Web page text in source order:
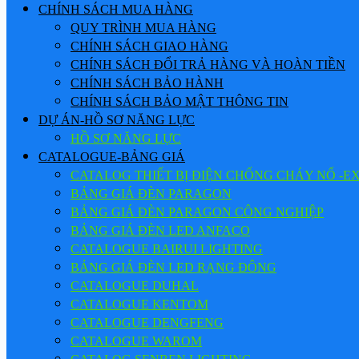
CHÍNH SÁCH MUA HÀNG
QUY TRÌNH MUA HÀNG
CHÍNH SÁCH GIAO HÀNG
CHÍNH SÁCH ĐỔI TRẢ HÀNG VÀ HOÀN TIỀN
CHÍNH SÁCH BẢO HÀNH
CHÍNH SÁCH BẢO MẬT THÔNG TIN
DỰ ÁN-HỒ SƠ NĂNG LỰC
HỒ SƠ NĂNG LỰC
CATALOGUE-BẢNG GIÁ
CATALOG THIẾT BỊ ĐIỆN CHỐNG CHÁY NỔ -
BẢNG GIÁ ĐÈN PARAGON
BẢNG GIÁ ĐÈN PARAGON CÔNG NGHIỆP
BẢNG GIÁ ĐÈN LED ANFACO
CATALOGUE BAIRUI LIGHTING
BẢNG GIÁ ĐÈN LED RẠNG ĐÔNG
CATALOGUE DUHAL
CATALOGUE KENTOM
CATALOGUE DENGFENG
CATALOGUE WAROM